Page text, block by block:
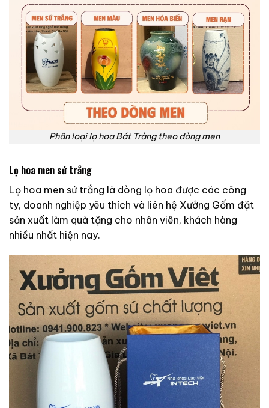
Phân loại lọ hoa Bát Tràng theo dòng men
Lọ hoa men sứ trắng
Lọ hoa men sứ trắng là dòng lọ hoa được các công
ty, doanh nghiệp yêu thích và liên hệ Xưởng Gốm đặt
sản xuất làm quà tặng cho nhân viên, khách hàng
nhiều nhất hiện nay.